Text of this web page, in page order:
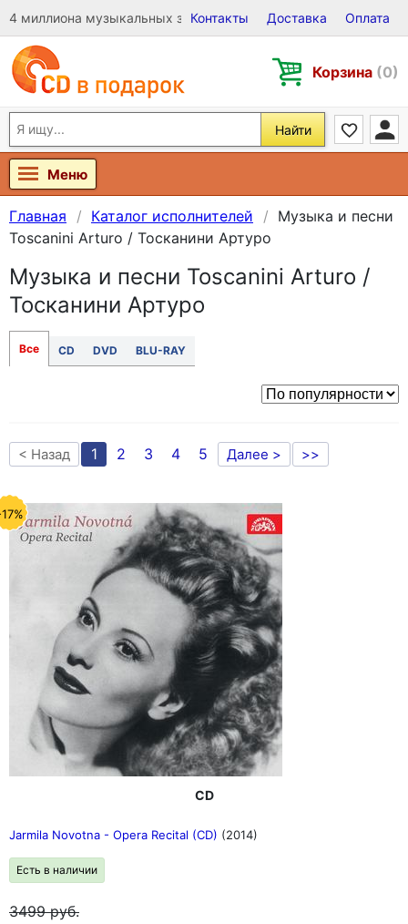
4 миллиона музыкальных записей на Виниле, CD и DVD
Контакты Доставка Оплата
Корзина (0)
Найти
Меню
Главная Каталог исполнителей
Музыка и песни
Toscanini Arturo / Тосканини Артуро
Музыка и песни Toscanini Arturo /
Тосканини Артуро
Все CD DVD BLU-RAY
< Назад 1 2 3 4 5 Далее > >>
CD
Jarmila Novotna - Opera Recital (CD) (2014)
Есть в наличии
3499руб.